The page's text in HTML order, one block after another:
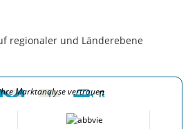
regionaler und Länderebene
Marktanalyse vertrauen